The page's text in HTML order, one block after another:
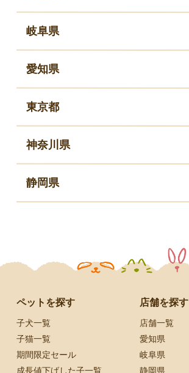
岐阜県
愛知県
東京都
神奈川県
静岡県
ペットを探す
子犬一覧
子猫一覧
期間限定セール
成長値下げした子一覧
店舗を探す
店舗一覧
愛知県
岐阜県
静岡県